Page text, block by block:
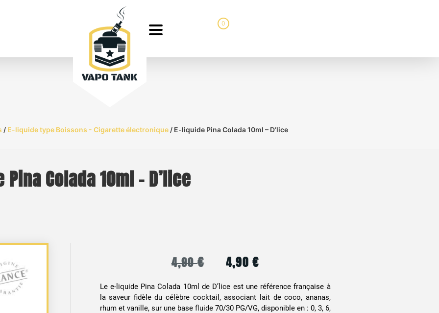
0
/ E-liquide type Boissons - Cigarette électronique / E-liquide Pina Colada 10ml – D’lice
Colada 10ml – D’lice
4,90€
Le
prix
initial
4,90 €Le
prix
actuel
Le e-liquide Pina Colada 10ml de D’lice est une référence française à
la saveur fidèle du célèbre cocktail, associant lait de coco, ananas,
rhum et vanille, sur une base fluide 70/30 PG/VG, disponible en : 0, 3, 6,